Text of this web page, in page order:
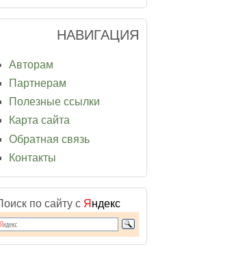
НАВИГАЦИЯ
Авторам
Партнерам
Полезные ссылки
Карта сайта
Обратная связь
Контакты
по сайту с Я ндекс